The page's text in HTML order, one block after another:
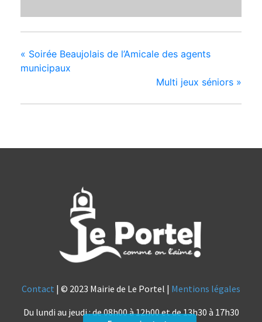
« Soirée Beaujolais de l’Amicale des agents
municipaux
Multi jeux séniors »
Contact | © 2023 Mairie de Le Portel | Mentions légales
Du lundi au jeudi : de 08h00 à 12h00 et de 13h30 à 17h30